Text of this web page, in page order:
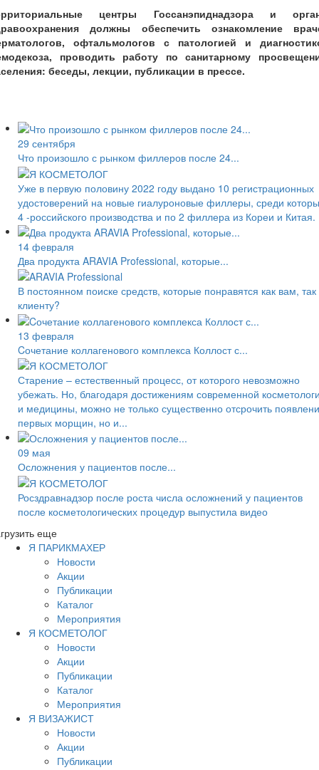
центры Госсанэпиднадзора и
должны обеспечить ознакомление
офтальмологов с патологией и
проводить работу по санитарному
беседы, лекции, публикации в прессе.
29 сентября
Что произошло с рынком филлеров после 24...
Уже в первую половину 2022 году выдано 10 регистрационных
удостоверений на новые гиалуроновые филлеры, среди
4 -российского производства и по 2 филлера из Кореи и Китая.
14 февраля
Два продукта ARAVIA Professional, которые...
В постоянном поиске средств, которые понравятся как вам, так
клиенту?
13 февраля
Cочетание коллагенового комплекса Коллост с...
Старение – естественный процесс, от которого невозможно
убежать. Но, благодаря достижениям современной
и медицины, можно не только существенно отсрочить
первых морщин, но и...
09 мая
Осложнения у пациентов после...
Росздравнадзор после роста числа осложнений у пациентов
после косметологических процедур выпустила видео
еще
Я ПАРИКМАХЕР
Новости
Акции
Публикации
Каталог
Мероприятия
Я КОСМЕТОЛОГ
Новости
Акции
Публикации
Каталог
Мероприятия
Я ВИЗАЖИСТ
Новости
Акции
Публикации